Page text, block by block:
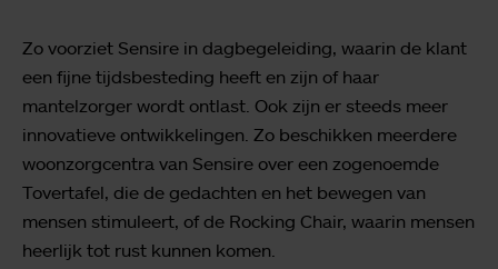
Zo voorziet Sensire in dagbegeleiding, waarin de klant
een fijne tijdsbesteding heeft en zijn of haar
mantelzorger wordt ontlast. Ook zijn er steeds meer
innovatieve ontwikkelingen. Zo beschikken meerdere
woonzorgcentra van Sensire over een zogenoemde
Tovertafel, die de gedachten en het bewegen van
mensen stimuleert, of de Rocking Chair, waarin mensen
heerlijk tot rust kunnen komen.